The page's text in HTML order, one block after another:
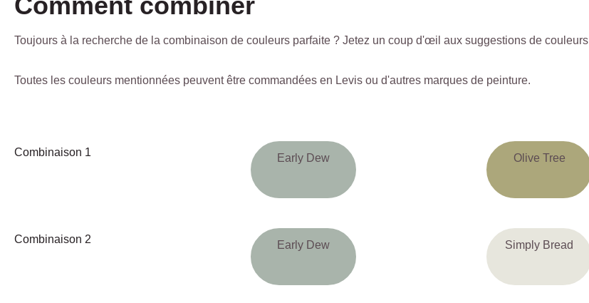
Toujours à la recherche de la combinaison de couleurs parfaite ? Jetez un coup d'œil aux suggestions de couleurs
Toutes les couleurs mentionnées peuvent être commandées en Levis ou d'autres marques de peinture.
Combinaison 1 Early Dew Olive Tree
Combinaison 2 Early Dew Simply Bread